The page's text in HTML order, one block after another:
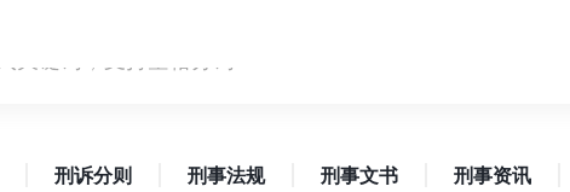
刑诉分则 刑事法规 刑事文书 刑事资讯